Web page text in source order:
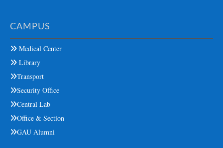
CAMPUS
Medical Center
Library
Transport
Security Office
Central Lab
Office & Section
GAU Alumni